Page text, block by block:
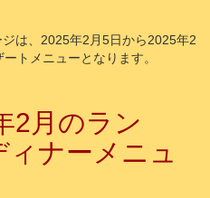
ジは、2025年2月5日から2025年2
トメニューとなります。
2月のラン
ィナーメニュ